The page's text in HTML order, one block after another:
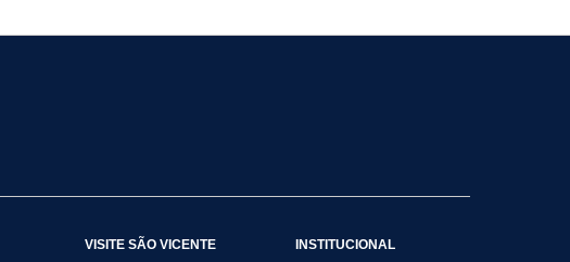
VISITE SÃO VICENTE INSTITUCIONAL